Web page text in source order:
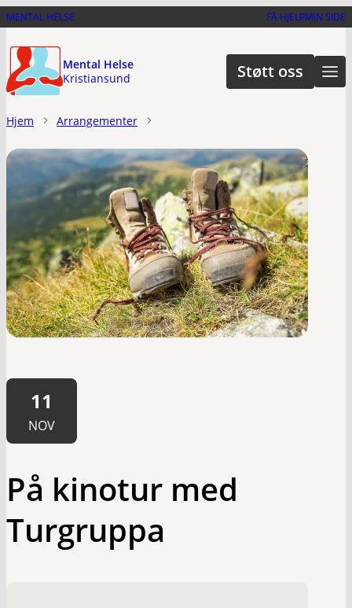
Hopp
hovedinnhold
MENTAL HELSE FÅ HJELPMIN SIDE
Mental Helse
Kristiansund
Støtt oss
Hjem Arrangementer
11
NOV
På kinotur med
Turgruppa